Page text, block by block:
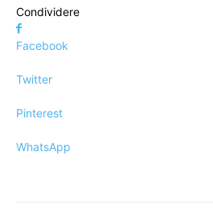
Condividere
Facebook
Twitter
Pinterest
WhatsApp